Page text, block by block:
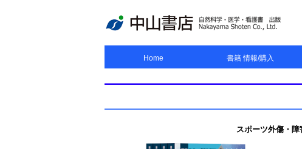
Home 書籍 情報/購入
スポーツ外傷・